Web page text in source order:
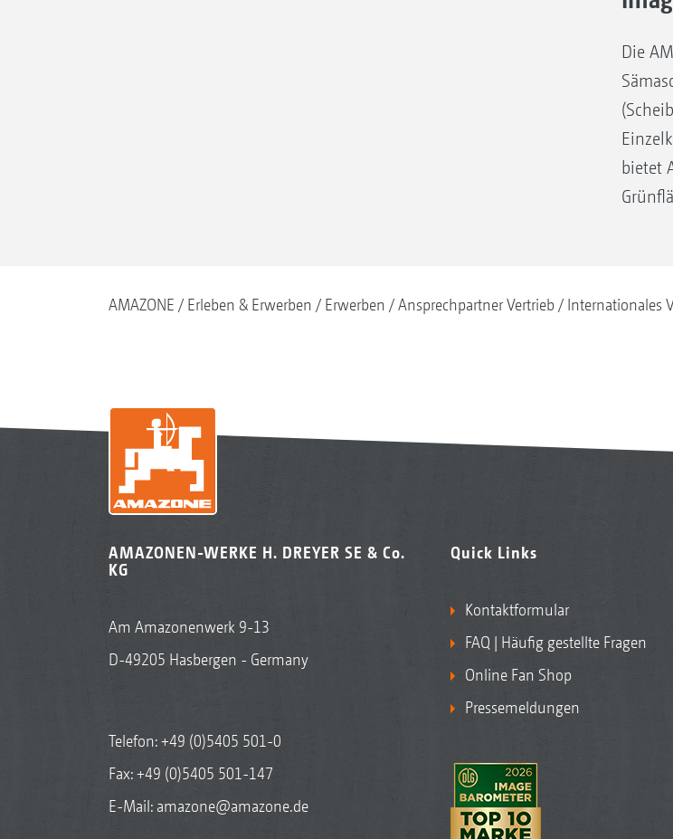
Die
bietet
AMAZONE Erleben & Erwerben Erwerben Ansprechpartner Vertrieb Internationales
AMAZONEN-WERKE H. DREYER SE & Co.
KG
Am Amazonenwerk 9-13
D-49205 Hasbergen - Germany
Telefon:+49 (0)5405 501-0
Fax: +49 (0)5405 501-147
E-Mail: amazone@amazone.de
Quick Links
Kontaktformular
FAQ | Häufig gestellte Fragen
Online Fan Shop
Pressemeldungen